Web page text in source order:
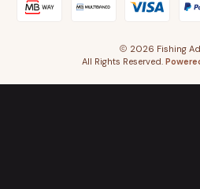
2026 Fishing
All Rights Reserved.